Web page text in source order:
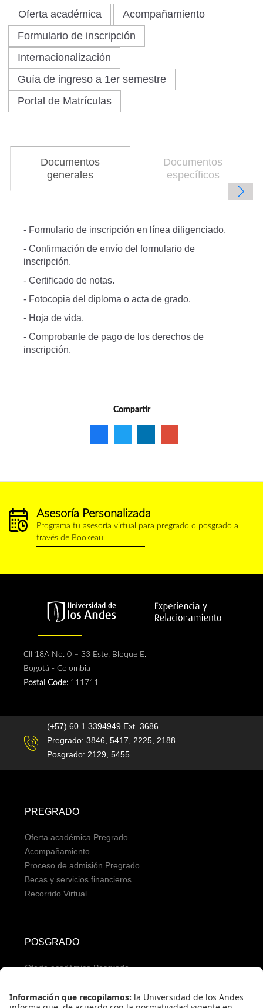
Oferta académica
Acompañamiento
Formulario de inscripción
Internacionalización
Guía de ingreso a 1er semestre
Portal de Matrículas
Documentos
generales
Documentos
específicos
- Formulario de inscripción en línea diligenciado.
- Confirmación de envío del formulario de
inscripción.
- Certificado de notas.
- Fotocopia del diploma o acta de grado.
- Hoja de vida.
- Comprobante de pago de los derechos de
inscripción.
Compartir
calendario.png
Asesoría Personalizada
Programa tu asesoría virtual para pregrado o posgrado a
través de Bookeau.
Cll 18A No. 0 – 33 Este, Bloque E.
Bogotá - Colombia
Postal Code: 111711
(+57) 60 1 3394949 Ext. 3686
Pregrado: 3846, 5417, 2225, 2188
Posgrado: 2129, 5455
PREGRADO
Oferta académica Pregrado
Acompañamiento
Proceso de admisión Pregrado
Becas y servicios financieros
Recorrido Virtual
POSGRADO
Oferta académica Posgrado
Proceso de admisión Posgrado